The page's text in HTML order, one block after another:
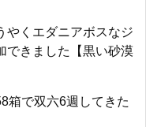
やくエダニアボスなジ
できました【黒い砂漠
箱で双六6週してきた